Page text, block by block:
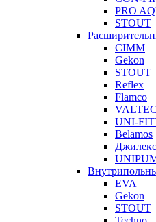
PRO
STOUT
CIMM
Gekon
STOUT
Reflex
Flamco
VALTEC
UNI-
Belamos
Джилекс
EVA
Gekon
STOUT